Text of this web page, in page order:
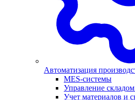
Автоматизация
MES-системы
Управление
Учет материалов и